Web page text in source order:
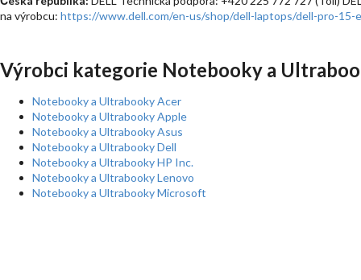
na výrobcu: https://www.dell.com/en-us/shop/dell-laptops/dell-pro-
Výrobci kategorie Notebooky a
Notebooky a Ultrabooky Acer
Notebooky a Ultrabooky Apple
Notebooky a Ultrabooky Asus
Notebooky a Ultrabooky Dell
Notebooky a Ultrabooky HP Inc.
Notebooky a Ultrabooky Lenovo
Notebooky a Ultrabooky Microsoft